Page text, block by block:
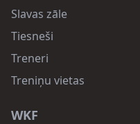
Slavas zāle
Tiesneši
Treneri
Treniņu vietas
WKF